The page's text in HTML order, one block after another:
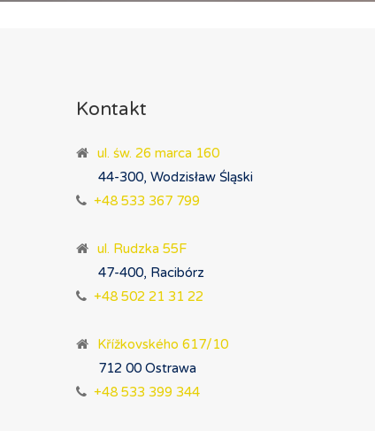
Kontakt
ul. św. 26 marca 160
44-300, Wodzisław Śląski
+48 533 367 799
ul. Rudzka 55F
47-400, Racibórz
+48 502 21 31 22
Křížkovského 617/10
712 00 Ostrawa
+48 533 399 344